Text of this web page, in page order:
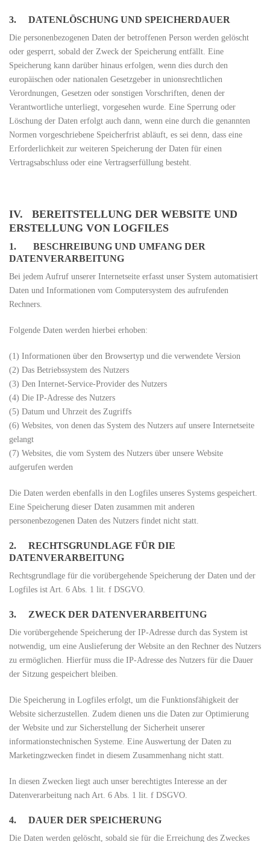
3. DATENLÖSCHUNG UND SPEICHERDAUER
Die personenbezogenen Daten der betroffenen Person werden gelöscht
oder gesperrt, sobald der Zweck der Speicherung entfällt. Eine
Speicherung kann darüber hinaus erfolgen, wenn dies durch den
europäischen oder nationalen Gesetzgeber in unionsrechtlichen
Verordnungen, Gesetzen oder sonstigen Vorschriften, denen der
Verantwortliche unterliegt, vorgesehen wurde. Eine Sperrung oder
Löschung der Daten erfolgt auch dann, wenn eine durch die genannten
Normen vorgeschriebene Speicherfrist abläuft, es sei denn, dass eine
Erforderlichkeit zur weiteren Speicherung der Daten für einen
Vertragsabschluss oder eine Vertragserfüllung besteht.
IV. BEREITSTELLUNG DER WEBSITE UND
ERSTELLUNG VON LOGFILES
1. BESCHREIBUNG UND UMFANG DER
DATENVERARBEITUNG
Bei jedem Aufruf unserer Internetseite erfasst unser System automatisiert
Daten und Informationen vom Computersystem des aufrufenden
Rechners.
Folgende Daten werden hierbei erhoben:
(1) Informationen über den Browsertyp und die verwendete Version
(2) Das Betriebssystem des Nutzers
(3) Den Internet-Service-Provider des Nutzers
(4) Die IP-Adresse des Nutzers
(5) Datum und Uhrzeit des Zugriffs
(6) Websites, von denen das System des Nutzers auf unsere Internetseite
gelangt
(7) Websites, die vom System des Nutzers über unsere Website
aufgerufen werden
Die Daten werden ebenfalls in den Logfiles unseres Systems gespeichert.
Eine Speicherung dieser Daten zusammen mit anderen
personenbezogenen Daten des Nutzers findet nicht statt.
2. RECHTSGRUNDLAGE FÜR DIE
DATENVERARBEITUNG
Rechtsgrundlage für die vorübergehende Speicherung der Daten und der
Logfiles ist Art. 6 Abs. 1 lit. f DSGVO.
3. ZWECK DER DATENVERARBEITUNG
Die vorübergehende Speicherung der IP-Adresse durch das System ist
notwendig, um eine Auslieferung der Website an den Rechner des Nutzers
zu ermöglichen. Hierfür muss die IP-Adresse des Nutzers für die Dauer
der Sitzung gespeichert bleiben.
Die Speicherung in Logfiles erfolgt, um die Funktionsfähigkeit der
Website sicherzustellen. Zudem dienen uns die Daten zur Optimierung
der Website und zur Sicherstellung der Sicherheit unserer
informationstechnischen Systeme. Eine Auswertung der Daten zu
Marketingzwecken findet in diesem Zusammenhang nicht statt.
In diesen Zwecken liegt auch unser berechtigtes Interesse an der
Datenverarbeitung nach Art. 6 Abs. 1 lit. f DSGVO.
4. DAUER DER SPEICHERUNG
Die Daten werden gelöscht, sobald sie für die Erreichung des Zweckes